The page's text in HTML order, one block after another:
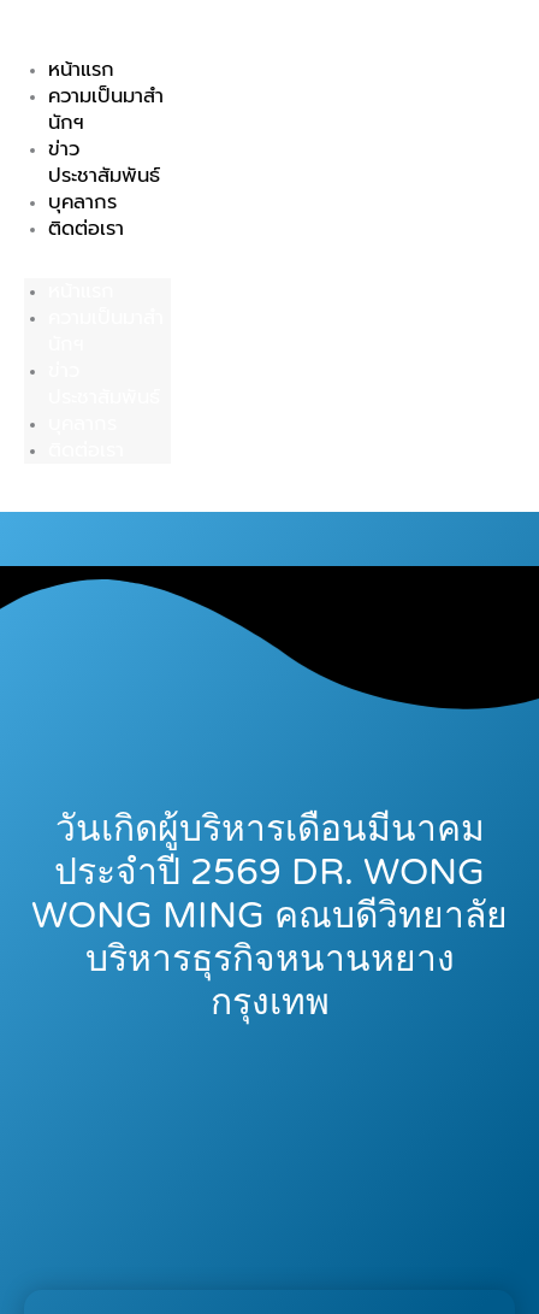
contentหน้าแรก
ความเป็นมาสำ
นักฯ
ข่าว
ประชาสัมพันธ์
บุคลากร
ติดต่อเรา
วันเกิดผู้บริหารเดือนมีนาคม
ประจำปี 2569 DR. WONG
WONG MING คณบดีวิทยาลัย
บริหารธุรกิจหนานหยาง
กรุงเทพ